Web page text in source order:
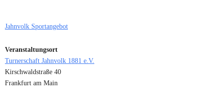
Jahnvolk Sportangebot
Veranstaltungsort
Turnerschaft Jahnvolk 1881 e.V.
Kirschwaldstraße 40
Frankfurt am Main